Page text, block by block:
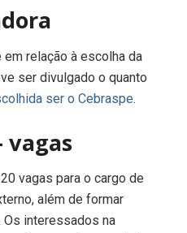
relação à escolha da
ser divulgado o quanto
ser o Cebraspe.
vagas
vagas para o cargo de
além de formar
interessados na